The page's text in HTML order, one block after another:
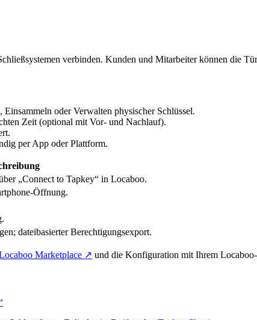
verbinden. Kunden und Mitarbeiter können die
Einsammeln oder Verwalten physischer Schlüssel.
Zeit (optional mit Vor- und Nachlauf).
per App oder Plattform.
„Connect to Tapkey“ in Locaboo.
Öffnung.
dateibasierter Berechtigungsexport.
Marketplace ↗ und die Konfiguration mit Ihrem